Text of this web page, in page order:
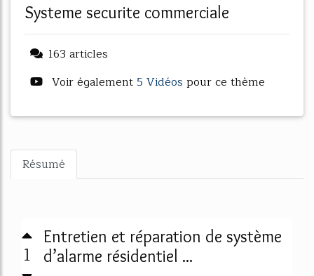
systeme securite commerciale
163 articles
Voir également5 Vidéos pour ce thème
Résumé
1
Entretien et réparation de système
d’alarme résidentiel ...